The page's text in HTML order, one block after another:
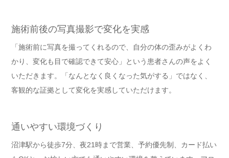
施術前後の写真撮影で変化を実感
「施術前に写真を撮ってくれるので、自分の体の歪みがよくわ
かり、変化も目で確認できて安心」という患者さんの声をよく
いただきます。「なんとなく良くなった気がする」ではなく、
客観的な証拠として変化を実感していただけます。
通いやすい環境づくり
沼津駅から徒歩7分、夜21時まで営業、予約優先制、カード払い